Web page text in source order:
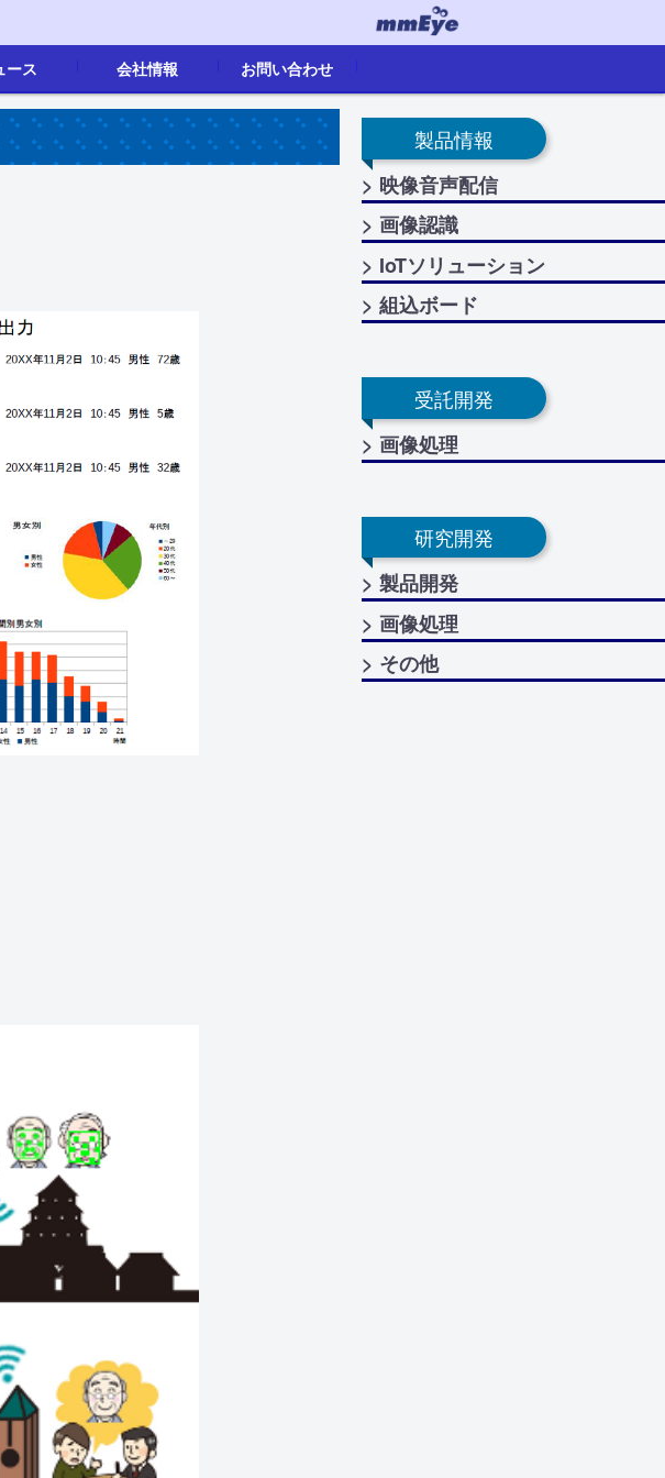
ース 会社情報
会社概要
沿革
事業内容
地図
採用情報(新卒)
お問い合わせ
お問い合わせ
代理店一覧
生産終了
製品情報
> 映像音声配信
> 画像認識
> IoTソリューション
> 組込ボード
受託開発
> 画像処理
研究開発
> 製品開発
> 画像処理
> その他